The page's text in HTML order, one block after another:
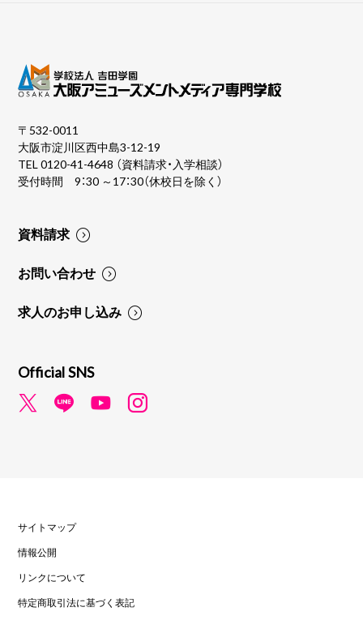
〒532-0011
大阪市淀川区西中島3-12-19
TEL0120-41-4648 （資料請求・入学相談）
受付時間 9：30 ～17：30（休校日を除く）
資料請求
お問い合わせ
求人のお申し込み
Official SNS
サイトマップ
情報公開
リンクについて
特定商取引法に基づく表記